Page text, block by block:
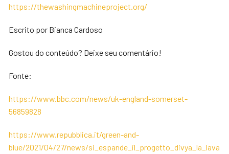
https://thewashingmachineproject.org/
Escrito por Bianca Cardoso
Gostou do conteúdo? Deixe seu comentário!
Fonte:
https://www.bbc.com/news/uk-england-somerset-
56859828
https://www.repubblica.it/green-and-
blue/2021/04/27/news/si_espande_il_progetto_divya_la_lava